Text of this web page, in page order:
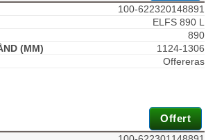
100-622320148891
ELFS 890 L
890
1124-1306
Offereras
Offert